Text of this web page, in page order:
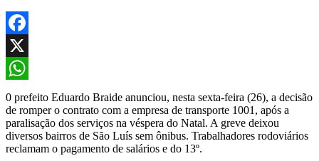
Facebook
X
WhatsApp
0 prefeito Eduardo Braide anunciou, nesta sexta-feira (26), a decisão
de romper o contrato com a empresa de transporte 1001, após a
paralisação dos serviços na véspera do Natal. A greve deixou
diversos bairros de São Luís sem ônibus. Trabalhadores rodoviários
reclamam o pagamento de salários e do 13º.